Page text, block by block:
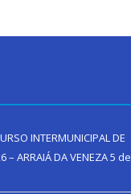
INTERMUNICIPAL DE
– ARRAIÁ DA VENEZA5 de